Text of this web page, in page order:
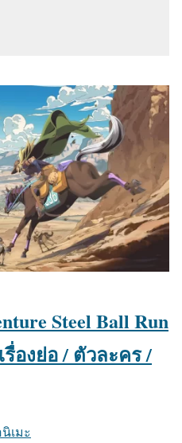
Steel Ball Run
องย่อ / ตัวละคร /
เมะ